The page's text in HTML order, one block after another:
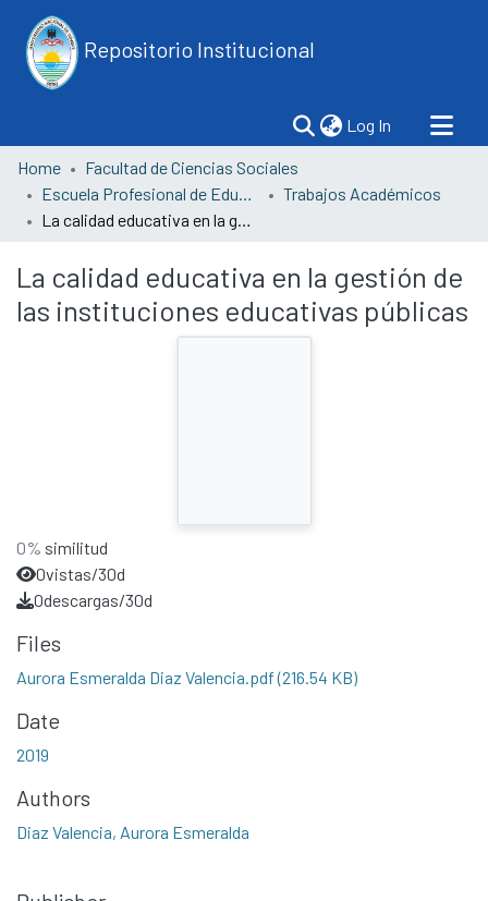
Repositorio Institucional
Log In (current)
Home
Facultad de Ciencias Sociales
Escuela Profesional de Educación
Trabajos Académicos
La calidad educativa en la gestión de las instituciones educativas públicas
La calidad educativa en la gestión de
las instituciones educativas públicas
0% similitud
0vistas/30d
0descargas/30d
Files
Aurora Esmeralda Diaz Valencia.pdf(216.54 KB)
Date
2019
Authors
Diaz Valencia, Aurora Esmeralda